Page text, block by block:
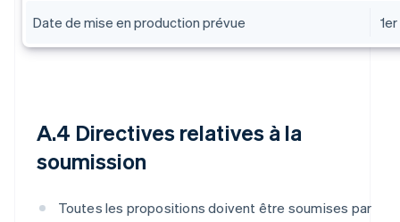
Date de mise en production prévue
A.4 Directives relatives à la
soumission
Toutes les propositions doivent être soumises par